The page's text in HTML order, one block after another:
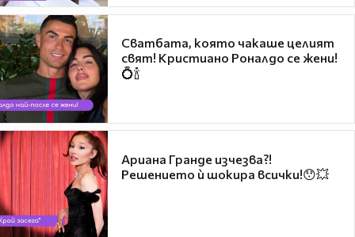
Сватбата, която чакаше целият
свят! Кристиано Роналдо се жени!
💍🍾
Ариана Гранде изчезва?!
Решението ѝ шокира всички!😯💥